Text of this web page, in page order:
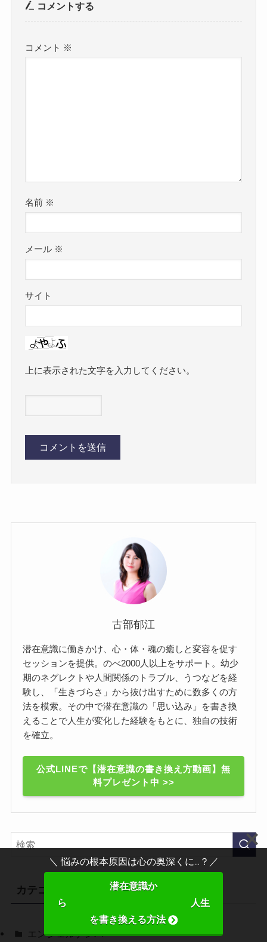
コメントする
コメント ※
名前 ※
メール ※
サイト
上に表示された文字を入力してください。
古部郁江
潜在意識に働きかけ、心・体・魂の癒しと変容を促す
セッションを提供。のべ2000人以上をサポート。幼少
期のネグレクトや人間関係のトラブル、うつなどを経
験し、「生きづらさ」から抜け出すために数多くの方
法を模索。その中で潜在意識の「思い込み」を書き換
えることで人生が変化した経験をもとに、独自の技術
を確立。
公式LINEで【潜在意識の書き換え方動画】無
料プレゼント中 >>
カテゴリー
エンジェルナンバー
＼ 悩みの根本原因は心の奥深くに...？／
潜在意識か
ら 人生
を書き換える方法